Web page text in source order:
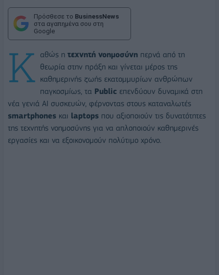
Πρόσθεσε το BusinessNews
στα αγαπημένα σου στη
Google
Κ αθώς η τεχνητή νοημοσύνη περνά από τη
θεωρία στην πράξη και γίνεται μέρος της
καθημερινής ζωής εκατομμυρίων ανθρώπων
παγκοσμίως, τα Public επενδύουν δυναμικά στη
νέα γενιά AI συσκευών, φέρνοντας στους καταναλωτές
smartphones και laptops που αξιοποιούν τις δυνατότητες
της τεχνητής νοημοσύνης για να απλοποιούν καθημερινές
εργασίες και να εξοικονομούν πολύτιμο χρόνο.